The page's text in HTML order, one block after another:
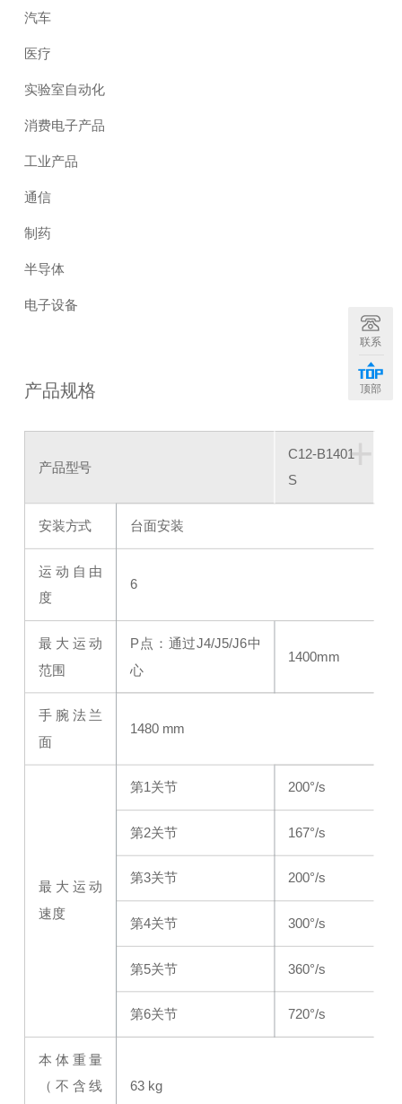
汽车
医疗
实验室自动化
消费电子产品
工业产品
通信
制药
半导体
电子设备
产品规格
+
产品型号
C12-B1401
S
安装方式 台面安装
运动自由
度
6
最大运动
范围
P点：通过J4/J5/J6中
心
1400mm
手腕法兰
面
1480 mm
最大运动
速度
第1关节 200°/s
第2关节 167°/s
第3关节 200°/s
第4关节 300°/s
第5关节 360°/s
第6关节 720°/s
本体重量
（不含线
63 kg
联系
顶部